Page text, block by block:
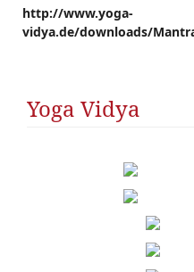
http://www.yoga-
vidya.de/downloads/
Yoga Vidya